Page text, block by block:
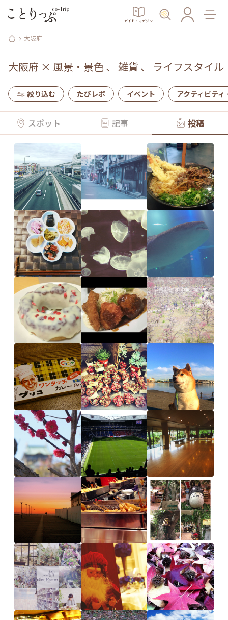
ガイド・マガジン
大阪府
大阪府 × 風景・景色、 雑貨 、 ライフスタイル
絞り込む たびレポ イベント アクティビティ
スポット 記事 投稿